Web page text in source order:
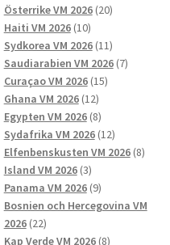
Österrike VM 2026 2020
Haiti VM 2026 1010
produkter
Sydkorea VM 2026 1111
produkter
Saudiarabien VM 2026 77
Curaçao VM 2026 1515
Ghana VM 2026 1212
produkter
Egypten VM 2026 88
produkter
Sydafrika VM 2026 1212
produkter
Elfenbenskusten VM 2026 88
Island VM 2026 33
produkter
Panama VM 2026 99
produkter
Bosnien och Hercegovina VM
2026 2222
produkter
Kap Verde VM 2026 88